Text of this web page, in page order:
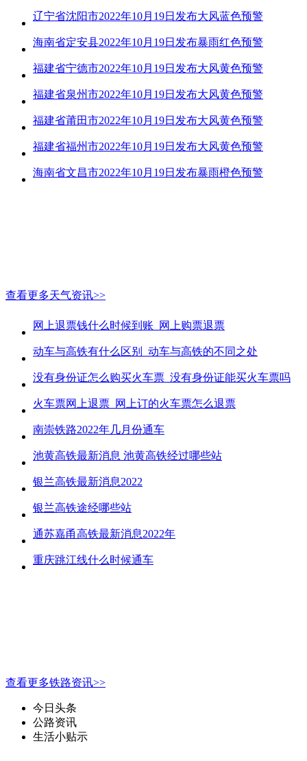
辽宁省沈阳市2022年10月19日发布大风蓝色预警
海南省定安县2022年10月19日发布暴雨红色预警
福建省宁德市2022年10月19日发布大风黄色预警
福建省泉州市2022年10月19日发布大风黄色预警
福建省莆田市2022年10月19日发布大风黄色预警
福建省福州市2022年10月19日发布大风黄色预警
海南省文昌市2022年10月19日发布暴雨橙色预警
查看更多天气资讯>>
网上退票钱什么时候到账_网上购票退票
动车与高铁有什么区别_动车与高铁的不同之处
没有身份证怎么购买火车票_没有身份证能买火车票吗
火车票网上退票_网上订的火车票怎么退票
南崇铁路2022年几月份通车
池黄高铁最新消息 池黄高铁经过哪些站
银兰高铁最新消息2022
银兰高铁途经哪些站
通苏嘉甬高铁最新消息2022年
重庆跳江线什么时候通车
查看更多铁路资讯>>
今日头条
公路资讯
生活小贴示